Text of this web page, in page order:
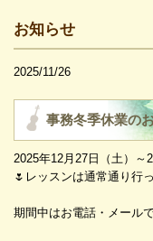
お知らせ
2025/11/26
事務冬季休業の
2025年12月27日（土）～
🌷レッスンは通常通り行
期間中はお電話・メール